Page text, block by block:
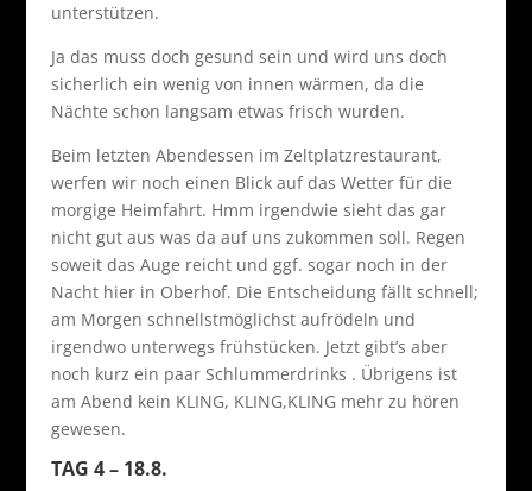
unterstützen.
Ja das muss doch gesund sein und wird uns doch
sicherlich ein wenig von innen wärmen, da die
Nächte schon langsam etwas frisch wurden.
Beim letzten Abendessen im Zeltplatzrestaurant,
werfen wir noch einen Blick auf das Wetter für die
morgige Heimfahrt. Hmm irgendwie sieht das gar
nicht gut aus was da auf uns zukommen soll. Regen
soweit das Auge reicht und ggf. sogar noch in der
Nacht hier in Oberhof. Die Entscheidung fällt schnell;
am Morgen schnellstmöglichst aufrödeln und
irgendwo unterwegs frühstücken. Jetzt gibt’s aber
noch kurz ein paar Schlummerdrinks . Übrigens ist
am Abend kein KLING, KLING,KLING mehr zu hören
gewesen.
TAG 4 – 18.8.